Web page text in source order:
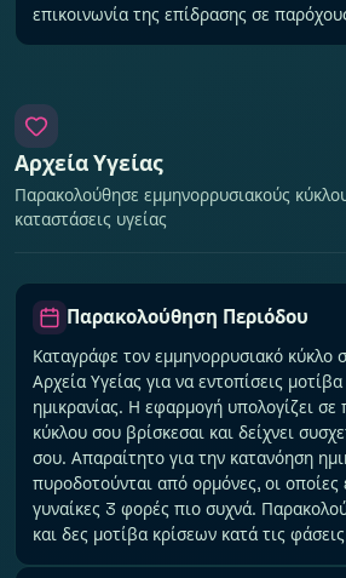
επικοινωνία της επίδρασης σε
Αρχεία Υγείας
Παρακολούθησε εμμηνορρυσιακούς
καταστάσεις υγείας
Παρακολούθηση Περιόδου
Καταγράφε τον εμμηνορρυσιακό κύκλο
Αρχεία Υγείας για να εντοπίσεις
ημικρανίας. Η εφαρμογή υπολογίζει σε
κύκλου σου βρίσκεσαι και δείχνει
σου. Απαραίτητο για την κατανόηση
πυροδοτούνται από ορμόνες, οι οποίες
γυναίκες 3 φορές πιο συχνά.
και δες μοτίβα κρίσεων κατά τις